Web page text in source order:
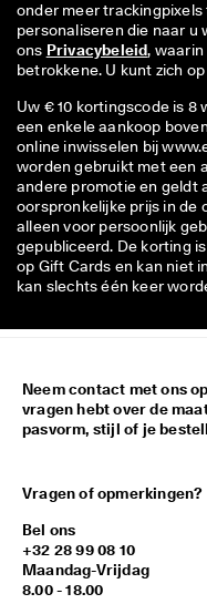
onder meer
personaliseren die naar u
ons Privacybeleid,
betrokkene. U kunt zich
Uw € 10 kortingscode is 8
een enkele aankoop
online inwisselen bij
worden gebruikt met een
andere promotie en geldt
oorspronkelijke prijs in de
alleen voor persoonlijk
gepubliceerd. De korting
op Gift Cards en kan niet
kan slechts één keer
Neem contact met ons
vragen hebt over de
pasvorm, stijl of je
Vragen of opmerkingen?
Bel ons
+32 28 99 08 10
Maandag-Vrijdag
8.00 - 18.00